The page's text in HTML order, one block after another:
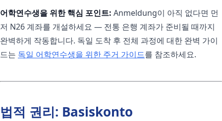
어학연수생을 위한 핵심 포인트: Anmeldung이 아직 없다면 먼
저 N26 계좌를 개설하세요 — 전통 은행 계좌가 준비될 때까지
완벽하게 작동합니다. 독일 도착 후 전체 과정에 대한 완벽 가이
드는 독일 어학연수생을 위한 주거 가이드를 참조하세요.
법적 권리: Basiskonto